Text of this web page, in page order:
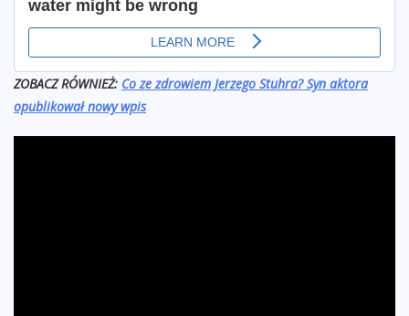
ZOBACZ RÓWNIEŻ: Co ze zdrowiem Jerzego Stuhra? Syn aktora
opublikował nowy wpis